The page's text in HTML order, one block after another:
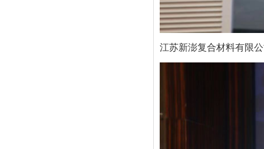
江苏新澎复合材料有限